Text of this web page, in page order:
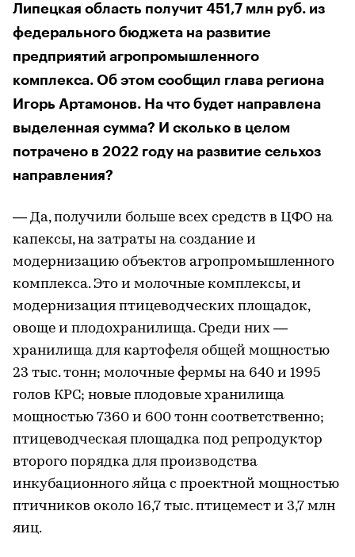
Липецкая область получит 451,7 млн руб. из
федерального бюджета на развитие
предприятий агропромышленного
комплекса. Об этом сообщил глава региона
Игорь Артамонов. На что будет направлена
выделенная сумма? И сколько в целом
потрачено в 2022 году на развитие сельхоз
направления?
— Да, получили больше всех средств в ЦФО на
капексы, на затраты на создание и
модернизацию объектов агропромышленного
комплекса. Это и молочные комплексы, и
модернизация птицеводческих площадок,
овоще и плодохранилища. Среди них —
хранилища для картофеля общей мощностью
23 тыс. тонн; молочные фермы на 640 и 1995
голов КРС; новые плодовые хранилища
мощностью 7360 и 600 тонн соответственно;
птицеводческая площадка под репродуктор
второго порядка для производства
инкубационного яйца с проектной мощностью
птичников около 16,7 тыс. птицемест и 3,7 млн
яиц.